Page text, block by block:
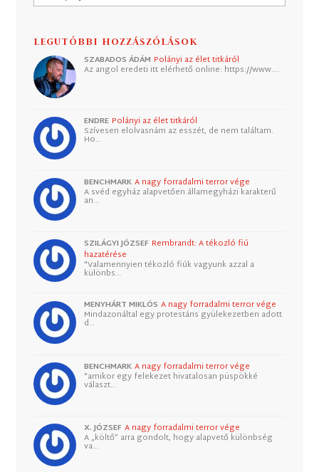
LEGUTÓBBI HOZZÁSZÓLÁSOK
SZABADOS ÁDÁM Polányi az élet titkáról
Az angol eredeti itt elérhető online: https://www.…
ENDRE Polányi az élet titkáról
Szívesen elolvasnám az esszét, de nem találtam.
Ho…
BENCHMARK A nagy forradalmi terror vége
A svéd egyház alapvetően államegyházi karakterű
an…
SZILÁGYI JÓZSEF Rembrandt: A tékozló fiú
hazatérése
"Valamennyien tékozló fiúk vagyunk azzal a
különbs…
MENYHÁRT MIKLÓS A nagy forradalmi terror vége
Mindazonáltal egy protestáns gyülekezetben adott
d…
BENCHMARK A nagy forradalmi terror vége
"amikor egy felekezet hivatalosan püspökké
választ…
X. JÓZSEF A nagy forradalmi terror vége
A „költő” arra gondolt, hogy alapvető különbség
va…